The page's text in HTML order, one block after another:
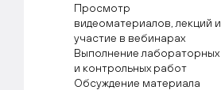
Просмотр
видеоматериалов, лекций и
участие в вебинарах
Выполнение лабораторных
и контрольных работ
Обсуждение материала